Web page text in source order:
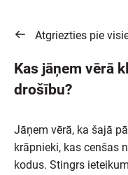
Atgriezties pie
Kas jāņem vērā
drošību?
Jāņem vērā, ka šajā
krāpnieki, kas cenšas
kodus. Stingrs